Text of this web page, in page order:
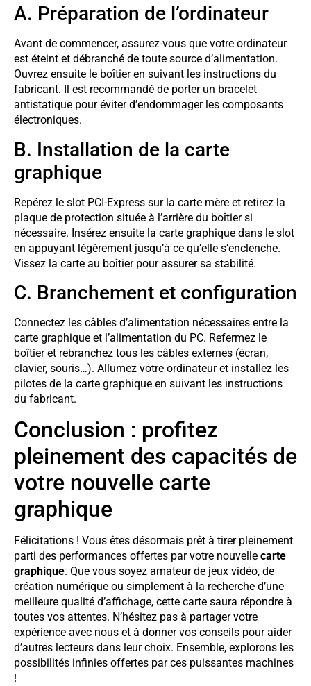
A. Préparation de l’ordinateur
Avant de commencer, assurez-vous que votre ordinateur
est éteint et débranché de toute source d’alimentation.
Ouvrez ensuite le boîtier en suivant les instructions du
fabricant. Il est recommandé de porter un bracelet
antistatique pour éviter d’endommager les composants
électroniques.
B. Installation de la carte
graphique
Repérez le slot PCI-Express sur la carte mère et retirez la
plaque de protection située à l’arrière du boîtier si
nécessaire. Insérez ensuite la carte graphique dans le slot
en appuyant légèrement jusqu’à ce qu’elle s’enclenche.
Vissez la carte au boîtier pour assurer sa stabilité.
C. Branchement et configuration
Connectez les câbles d’alimentation nécessaires entre la
carte graphique et l’alimentation du PC. Refermez le
boîtier et rebranchez tous les câbles externes (écran,
clavier, souris…). Allumez votre ordinateur et installez les
pilotes de la carte graphique en suivant les instructions
du fabricant.
Conclusion : profitez
pleinement des capacités de
votre nouvelle carte
graphique
Félicitations ! Vous êtes désormais prêt à tirer pleinement
parti des performances offertes par votre nouvelle carte
graphique. Que vous soyez amateur de jeux vidéo, de
création numérique ou simplement à la recherche d’une
meilleure qualité d’affichage, cette carte saura répondre à
toutes vos attentes. N’hésitez pas à partager votre
expérience avec nous et à donner vos conseils pour aider
d’autres lecteurs dans leur choix. Ensemble, explorons les
possibilités infinies offertes par ces puissantes machines
!